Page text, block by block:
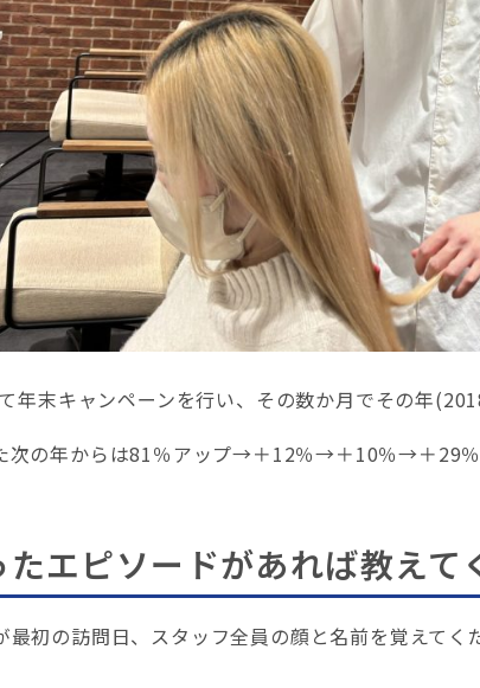
年末キャンペーンを行い、その数か月でその年
次の年からは81％アップ→＋12％→＋10％→＋29
エピソードがあれば教えて
最初の訪問日、スタッフ全員の顔と名前を覚えてく